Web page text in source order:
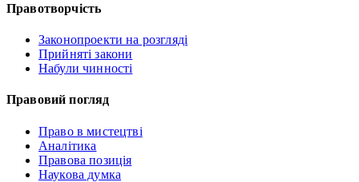
Правотворчість
Законопроекти на розгляді
Прийняті закони
Набули чинності
Правовий погляд
Право в мистецтві
Аналітика
Правова позиція
Наукова думка